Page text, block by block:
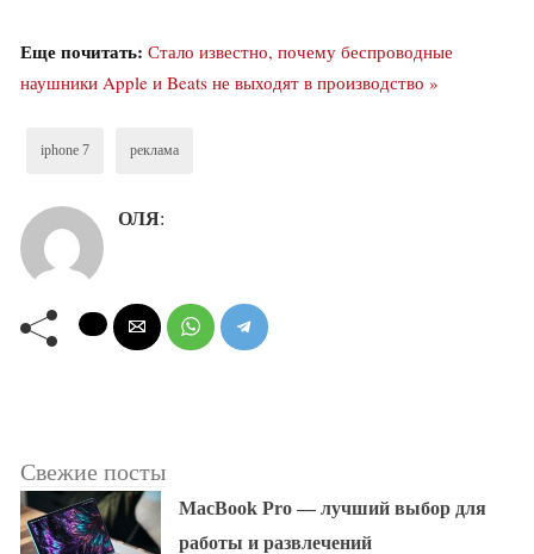
Еще почитать: Стало известно, почему беспроводные
наушники Apple и Beats не выходят в производство »
iphone 7 реклама
ОЛЯ:
Свежие посты
MacBook Pro — лучший выбор для
работы и развлечений